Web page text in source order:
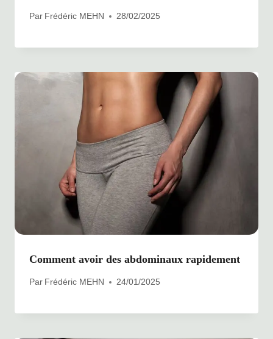
Par Frédéric MEHN 28/02/2025
Comment avoir des abdominaux rapidement
Par Frédéric MEHN 24/01/2025